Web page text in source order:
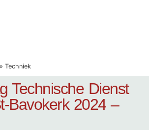
» Techniek
Technische Dienst
Bavokerk 2024 –